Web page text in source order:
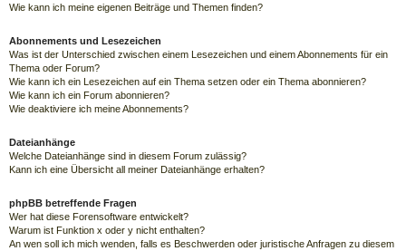
Wie kann ich meine eigenen Beiträge und Themen finden?
Abonnements und Lesezeichen
Was ist der Unterschied zwischen einem Lesezeichen und einem Abonnements für ein
Thema oder Forum?
Wie kann ich ein Lesezeichen auf ein Thema setzen oder ein Thema abonnieren?
Wie kann ich ein Forum abonnieren?
Wie deaktiviere ich meine Abonnements?
Dateianhänge
Welche Dateianhänge sind in diesem Forum zulässig?
Kann ich eine Übersicht all meiner Dateianhänge erhalten?
phpBB betreffende Fragen
Wer hat diese Forensoftware entwickelt?
Warum ist Funktion x oder y nicht enthalten?
An wen soll ich mich wenden, falls es Beschwerden oder juristische Anfragen zu diesem